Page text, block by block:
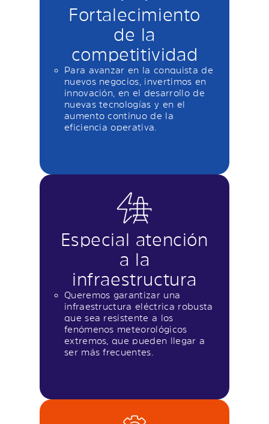
Fortalecimiento
de la
competitividad
Para avanzar en la conquista de
nuevos negocios, invertimos en
innovación, en el desarrollo de
nuevas tecnologías y en el
aumento continuo de la
eficiencia operativa.
Especial atención
a la
infraestructura
Queremos garantizar una
infraestructura eléctrica robusta
que sea resistente a los
fenómenos meteorológicos
extremos, que pueden llegar a
ser más frecuentes.